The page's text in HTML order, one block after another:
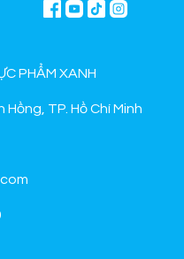
PHẨM XANH
TP. Hồ Chí Minh